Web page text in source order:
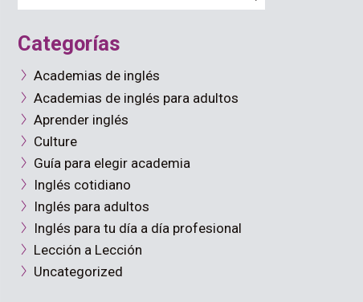
Categorías
Academias de inglés
Academias de inglés para adultos
Aprender inglés
Culture
Guía para elegir academia
Inglés cotidiano
Inglés para adultos
Inglés para tu día a día profesional
Lección a Lección
Uncategorized